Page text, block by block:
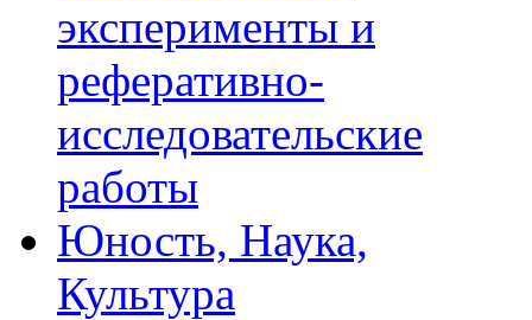
эксперименты и
реферативно-
исследовательские
работы
Юность, Наука,
Культура